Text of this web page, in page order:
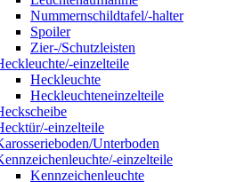
Nummernschildtafel/-halter
Spoiler
Zier-/Schutzleisten
einzelteile
Heckleuchte
Heckleuchteneinzelteile
einzelteile
Unterboden
einzelteile
Kennzeichenleuchte